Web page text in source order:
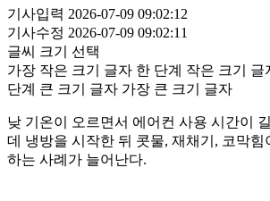
기사입력 2026-07-09 09:02:12
기사수정 2026-07-09 09:02:11
글씨 크기 선택
가장 작은 크기 글자 한 단계 작은 크기 글
단계 큰 크기 글자 가장 큰 크기 글자
낮 기온이 오르면서 에어컨 사용 시간이
데 냉방을 시작한 뒤 콧물, 재채기, 코막힘
하는 사례가 늘어난다.